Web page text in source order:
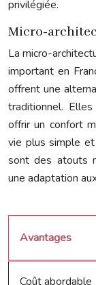
privilégiée.
Micro-
La micro-
important en
offrent une
traditionnel.
offrir un confort
vie plus simple
sont des atouts
une adaptation
Avantages
Coût abordable